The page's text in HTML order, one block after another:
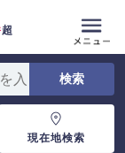
超
現在地検索